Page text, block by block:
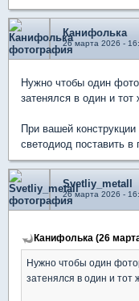
Канифолька
26 марта 2026 -
Нужно чтобы один
затенялся в один и тот
При вашей
светодиод поставить в
Svetliy_metall
26 марта 2026 -
Канифолька (26
Нужно чтобы один
затенялся в один и тот